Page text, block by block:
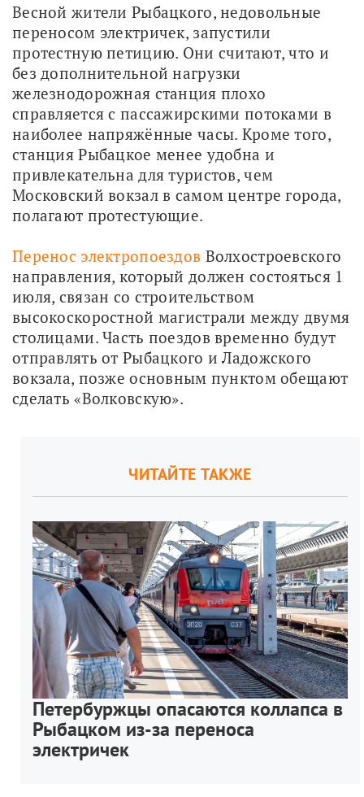
Весной жители Рыбацкого, недовольные
переносом электричек, запустили
протестную петицию. Они считают, что и
без дополнительной нагрузки
железнодорожная станция плохо
справляется с пассажирскими потоками в
наиболее напряжённые часы. Кроме того,
станция Рыбацкое менее удобна и
привлекательна для туристов, чем
Московский вокзал в самом центре города,
полагают протестующие.
Перенос электропоездов Волхостроевского
направления, который должен состояться 1
июля, связан со строительством
высокоскоростной магистрали между двумя
столицами. Часть поездов временно будут
отправлять от Рыбацкого и Ладожского
вокзала, позже основным пунктом обещают
сделать «Волковскую».
ЧИТАЙТЕ ТАКЖЕ
Петербуржцы опасаются коллапса в
Рыбацком из-за переноса
электричек